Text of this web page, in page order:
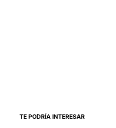
TE PODRÍA INTERESAR